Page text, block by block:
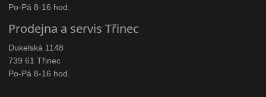
Po-Pá 8-16 hod.
Prodejna a servis Třinec
Dukelská 1148
739 61 Třinec
Po-Pá 8-16 hod.